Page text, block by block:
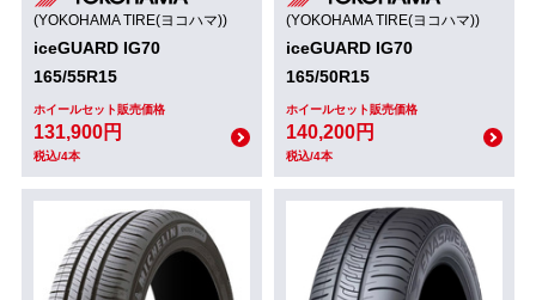
(YOKOHAMA TIRE(ヨコハマ))
iceGUARD IG70
165/55R15
ホイールセット販売価格
131,900円
税込/4本
(YOKOHAMA TIRE(ヨコハマ))
iceGUARD IG70
165/50R15
ホイールセット販売価格
140,200円
税込/4本